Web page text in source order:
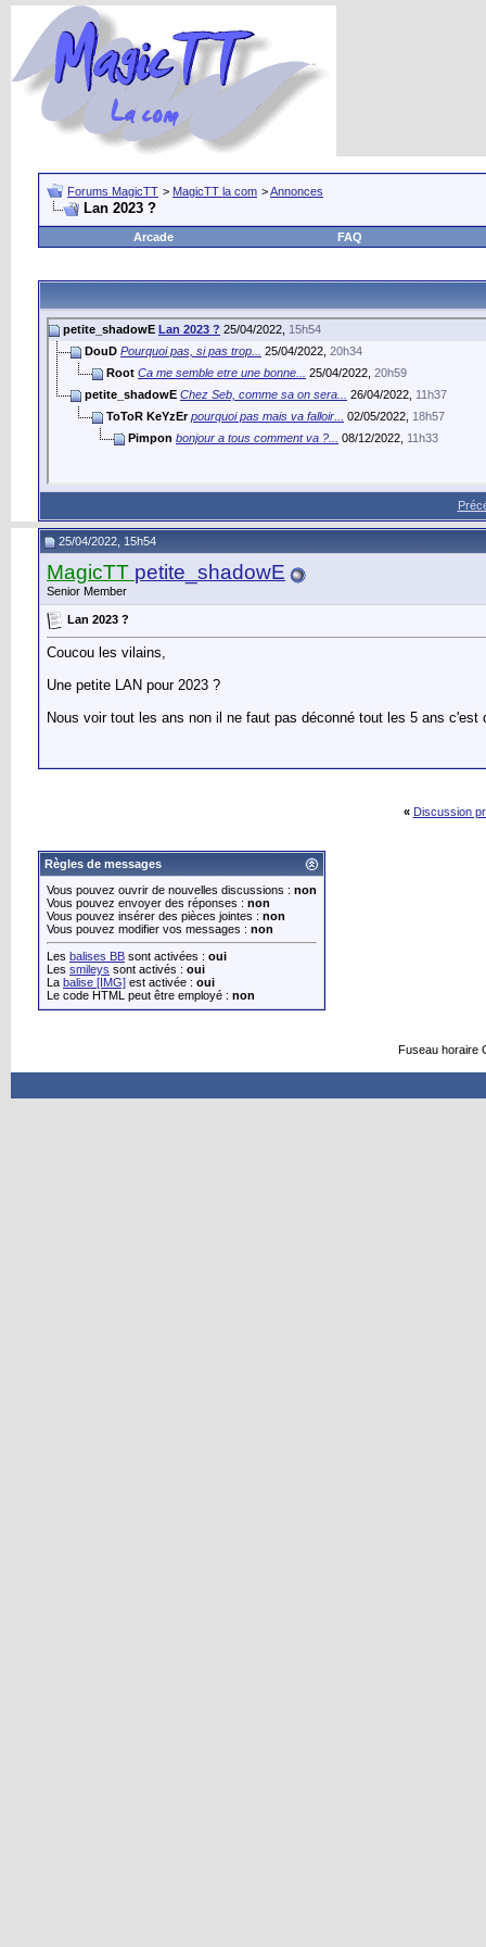
Forums MagicTT > MagicTT la com >Annonces
Lan 2023 ?
Arcade FAQ
petite_shadowE Lan 2023 ? 25/04/2022, 15h54
DouD Pourquoi pas, si pas trop... 25/04/2022, 20h34
Root Ca me semble etre une bonne... 25/04/2022, 20h59
petite_shadowE Chez Seb, comme sa on sera... 26/04/2022, 11h37
ToToR KeYzEr pourquoi pas mais va falloir... 02/05/2022, 18h57
Pimpon bonjour a tous comment va ?... 08/12/2022, 11h33
25/04/2022, 15h54
MagicTT petite_shadowE
Senior Member
Lan 2023 ?
Coucou les vilains,
Une petite LAN pour 2023 ?
Nous voir tout les ans non il ne faut pas déconné tout les 5 ans c'est
« Discussion
Règles de messages
Vous pouvez ouvrir de nouvelles discussions : non
Vous pouvez envoyer des réponses : non
Vous pouvez insérer des pièces jointes : non
Vous pouvez modifier vos messages : non
Les balises BB sont activées : oui
Les smileys sont activés : oui
La balise [IMG] est activée : oui
Le code HTML peut être employé : non
Fuseau horaire